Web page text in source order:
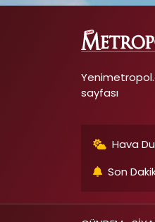
sayfası
Hava
Son